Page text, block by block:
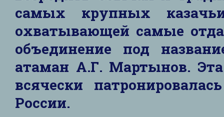
самых крупных
охватывающей самые
объединение под
атаман А.Г. Мартынов.
всячески
России.